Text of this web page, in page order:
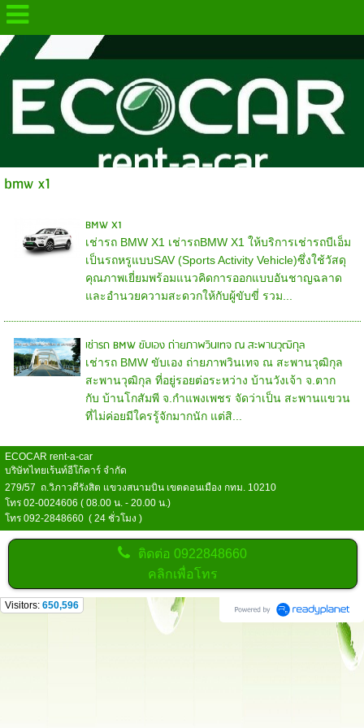
.
bmw x1
BMW X1
เช่ารถ BMW X1 เช่ารถBMW X1 ให้บริการเช่ารถบีเอ็ม
เป็นรถหรูแบบSAV (Sports Activity Vehicle)ซึ่งใช้วัสดุ
คุณภาพเยี่ยมพร้อมแนวคิดการออกแบบอันชาญฉลาด
และอำนวยความสะดวกให้กับผู้ขับขี่ รวม...
เช่ารถ BMW ขับเอง ถ่ายภาพวินเทจ ณ สะพานวุฒิกุล
เช่ารถ BMW ขับเอง ถ่ายภาพวินเทจ ณ สะพานวุฒิกุล
สะพานวุฒิกุล ที่อยู่รอยต่อระหว่าง บ้านวังเจ้า จ.ตาก
กับ บ้านโกสัมพี จ.กำแพงเพชร จัดว่าเป็น สะพานแขวน
ที่ไม่ค่อยมีใครรู้จักมากนัก แต่สิ...
ECOCAR rent-a-car
บริษัทไทยเร้นท์อีโก้คาร์ จำกัด
279/57 ถ.วิภาวดีรังสิต แขวงสนามบิน เขตดอนเมือง กทม. 10210
โทร 02-0024606 ( 08.00 น. - 20.00 น.)
โทร 092-2848660 ( 24 ชั่วโมง )
ติดต่อ0922848660
คลิกเพื่อโทร
Visitors: 650,596